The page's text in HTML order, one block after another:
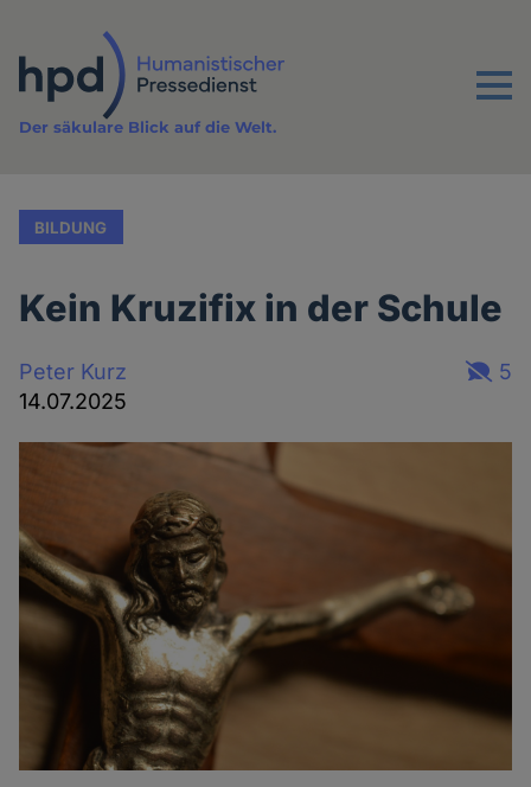
Inhalt
Menu
Der säkulare Blick auf die Welt.
BILDUNG
Kein Kruzifix in der Schule
Peter Kurz
14.07.2025
5